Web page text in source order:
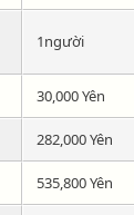
1người
30,000 Yên
282,000 Yên
535,800 Yên